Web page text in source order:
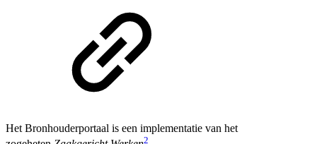
Het Bronhouderportaal is een implementatie van het
2